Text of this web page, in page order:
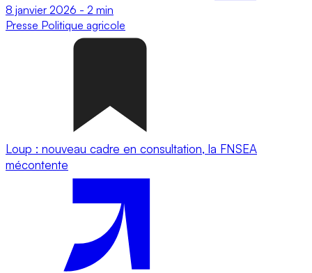
8 janvier 2026 - 2 min
Presse Politique agricole
Loup : nouveau cadre en consultation, la FNSEA
mécontente